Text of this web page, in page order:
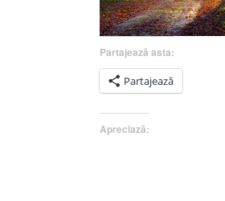
Partajează asta:
Partajează
Apreciază: